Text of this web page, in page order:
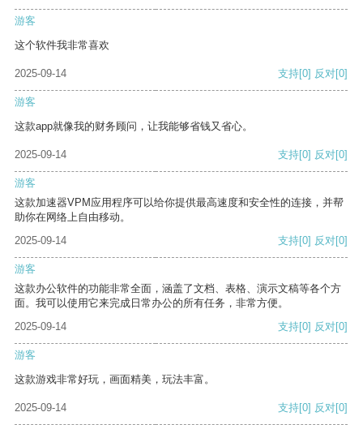
游客
这个软件我非常喜欢
2025-09-14 支持[0] 反对[0]
游客
这款app就像我的财务顾问，让我能够省钱又省心。
2025-09-14 支持[0] 反对[0]
游客
这款加速器VPM应用程序可以给你提供最高速度和安全性的连接，并帮
助你在网络上自由移动。
2025-09-14
支持[0] 反对[0]
游客
这款办公软件的功能非常全面，涵盖了文档、表格、演示文稿等各个方
面。我可以使用它来完成日常办公的所有任务，非常方便。
2025-09-14
支持[0] 反对[0]
游客
这款游戏非常好玩，画面精美，玩法丰富。
2025-09-14 支持[0] 反对[0]